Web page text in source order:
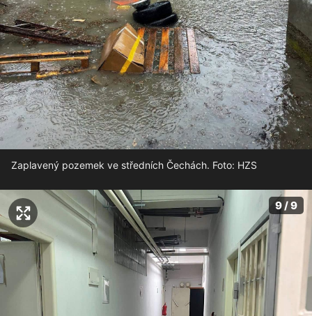
Zaplavený pozemek ve středních Čechách. Foto: HZS
9 / 9